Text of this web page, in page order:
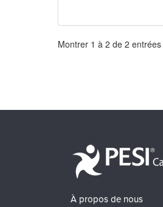
Pagination
Montrer 1 à 2 de 2 entrées
À propos de nous